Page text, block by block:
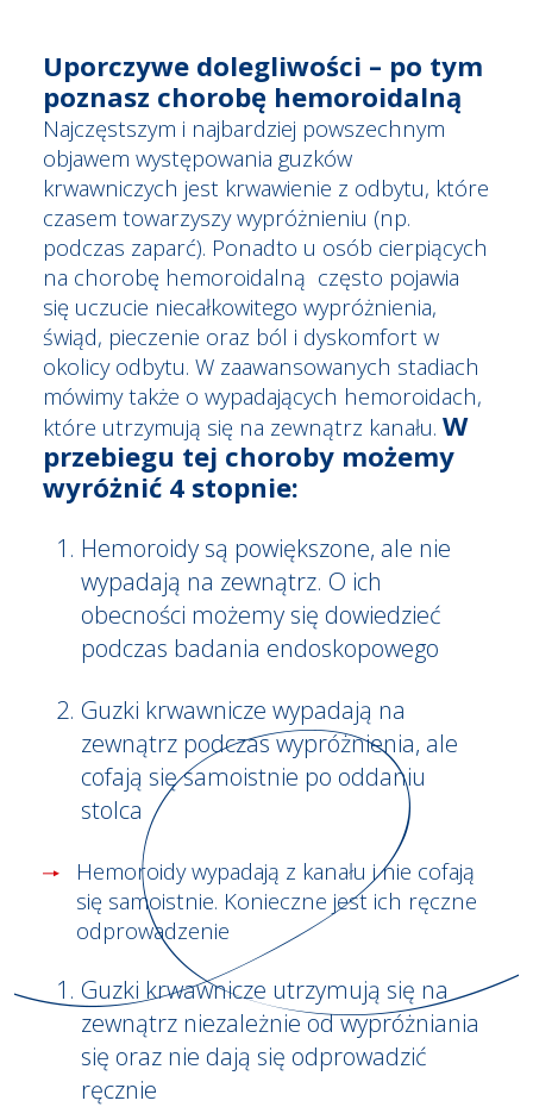
Uporczywe dolegliwości – po tym
poznasz chorobę hemoroidalną
Najczęstszym i najbardziej powszechnym
objawem występowania guzków
krwawniczych jest krwawienie z odbytu, które
czasem towarzyszy wypróżnieniu (np.
podczas zaparć). Ponadto u osób cierpiących
na chorobę hemoroidalną często pojawia
się uczucie niecałkowitego wypróżnienia,
świąd, pieczenie oraz ból i dyskomfort w
okolicy odbytu. W zaawansowanych stadiach
mówimy także o wypadających hemoroidach,
które utrzymują się na zewnątrz kanału. W
przebiegu tej choroby możemy
wyróżnić 4 stopnie:
Hemoroidy są powiększone, ale nie
wypadają na zewnątrz. O ich
obecności możemy się dowiedzieć
podczas badania endoskopowego
Guzki krwawnicze wypadają na
zewnątrz podczas wypróżnienia, ale
cofają się samoistnie po oddaniu
stolca
Hemoroidy wypadają z kanału i nie cofają
się samoistnie. Konieczne jest ich ręczne
odprowadzenie
Guzki krwawnicze utrzymują się na
zewnątrz niezależnie od wypróżniania
się oraz nie dają się odprowadzić
ręcznie